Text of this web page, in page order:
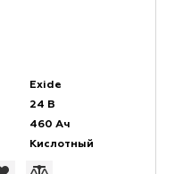
Exide
24 В
460 Ач
Кислотный